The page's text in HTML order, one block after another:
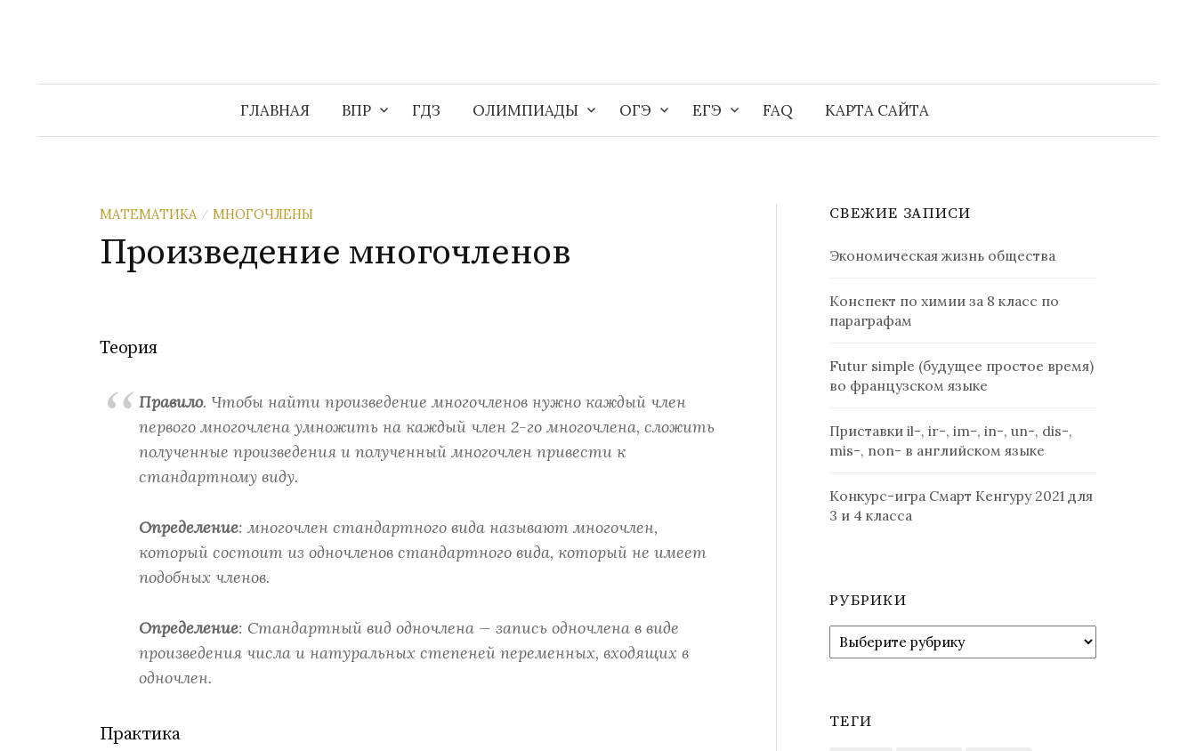
ГЛАВНАЯ ВПР ГДЗ ОЛИМПИАДЫ ОГЭ ЕГЭ FAQ КАРТА САЙТА
Найти:
МАТЕМАТИКА / МНОГОЧЛЕНЫ
Произведение многочленов
Теория
Правило. Чтобы найти произведение многочленов нужно каждый член
первого многочлена умножить на каждый член 2-го многочлена, сложить
полученные произведения и полученный многочлен привести к
стандартному виду.
Определение: многочлен стандартного вида называют многочлен,
который состоит из одночленов стандартного вида, который не имеет
подобных членов.
Определение: Стандартный вид одночлена — запись одночлена в виде
произведения числа и натуральных степеней переменных, входящих в
одночлен.
Практика
СВЕЖИЕ ЗАПИСИ
Экономическая жизнь общества
Конспект по химии за 8 класс по
параграфам
Futur simple (будущее простое время)
во французском языке
Приставки il-, ir-, im-, in-, un-, dis-,
mis-, non- в английском языке
Конкурс-игра Смарт Кенгуру 2021 для
3 и 4 класса
РУБРИКИ
Рубрики
ТЕГИ